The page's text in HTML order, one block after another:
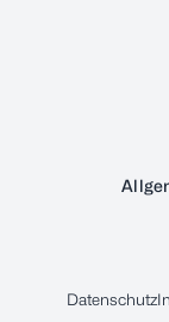
Datenschutz